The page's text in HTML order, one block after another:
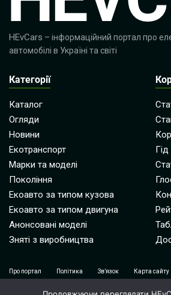
HEvCars – інформаційний портал про
автомобілі в Україні та світі
Категорії
Каталог
Огляди
Новини
Екотранспорт
Марки та моделі
Покоління
Екоавто за типом кузова
Екоавто за типом двигуна
Анонсовані моделі
Зняті з виробництва
Про портал Політика Зв’язок Карта сайту